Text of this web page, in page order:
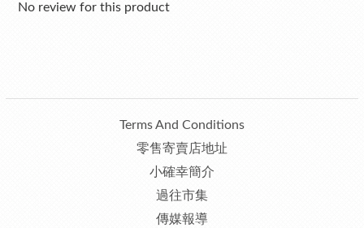
No review for this product
Terms And Conditions
零售寄賣店地址
小確幸簡介
過往市集
傳媒報導